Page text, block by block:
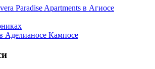
Paradise Apartments в Агиосе
Аделианосе Кампосе